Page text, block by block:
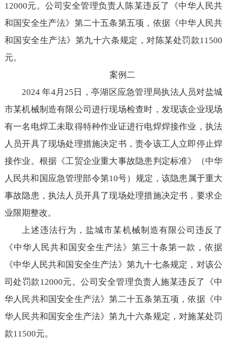
12000元。公司安全管理负责人陈某违反了《中华人民共
和国安全生产法》第二十五条第五项，依据《中华人民共
和国安全生产法》第九十六条规定，对陈某处罚款11500
元。
案例二
2024 年4月25日，亭湖区应急管理局执法人员对盐城
市某机械制造有限公司进行现场检查时，发现该企业现场
有一名电焊工未取得特种作业证进行电焊焊接作业，执法
人员开具了现场处理措施决定书，责令该工人立即停止焊
接作业。根据《工贸企业重大事故隐患判定标准》（中华
人民共和国应急管理部令第10号）规定，该隐患属于重大
事故隐患，执法人员开具了现场处理措施决定书，要求企
业限期整改。
上述违法行为，盐城市某机械制造有限公司违反了
《中华人民共和国安全生产法》第三十条第一款，依据
《中华人民共和国安全生产法》第九十七条规定，对该公
司处罚款12000元。公司安全管理负责人施某违反了《中
华人民共和国安全生产法》第二十五条第五项，依据《中
华人民共和国安全生产法》第九十六条规定，对施某处罚
款11500元。